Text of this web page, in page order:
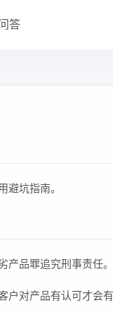
答
坑指南。
品罪追究刑事责任。
户对产品有认可才会有